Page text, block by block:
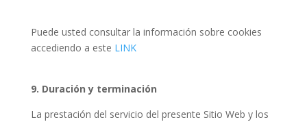
Puede usted consultar la información sobre cookies
accediendo a este LINK
9. Duración y terminación
La prestación del servicio del presente Sitio Web y los